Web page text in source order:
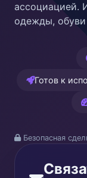
ассоциацией.
одежды, обуви
Готов к
Безопасная